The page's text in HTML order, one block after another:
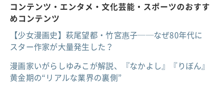
コンテンツ・エンタメ・文化芸能・スポーツのおすす
めコンテンツ
【少女漫画史】萩尾望都・竹宮惠子──なぜ80年代に
スター作家が大量発生した？
漫画家いがらしゆみこが解説、『なかよし』『りぼん』
黄金期の“リアルな業界の裏側”